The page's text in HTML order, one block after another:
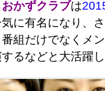
おかずクラブは
気に有名になり、
組だけでなくメ
るなどと大活躍し